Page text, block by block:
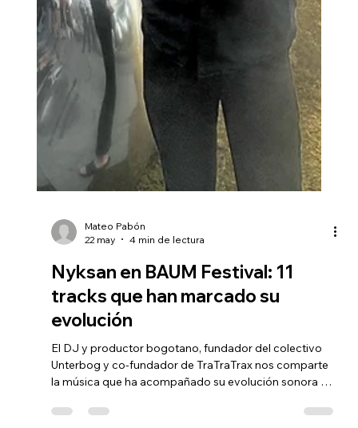
22 may
4 min de lectura
Nyksan en BAUM Festival: 11
tracks que han marcado su
evolución
El DJ y productor bogotano, fundador del colectivo
la música que ha acompañado su evolución sonora en